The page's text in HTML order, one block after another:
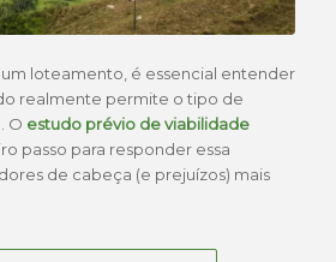
loteamento, é essencial entender
realmente permite o tipo de
O estudo prévio de viabilidade
passo para responder essa
de cabeça (e prejuízos) mais